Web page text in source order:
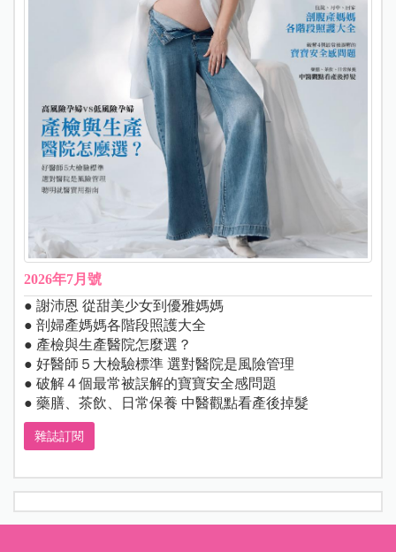
2026年7月號
● 謝沛恩 從甜美少女到優雅媽媽
● 剖婦產媽媽各階段照護大全
● 產檢與生產醫院怎麼選？
● 好醫師５大檢驗標準 選對醫院是風險管理
● 破解４個最常被誤解的寶寶安全感問題
● 藥膳、茶飲、日常保養 中醫觀點看產後掉髮
雜誌訂閱